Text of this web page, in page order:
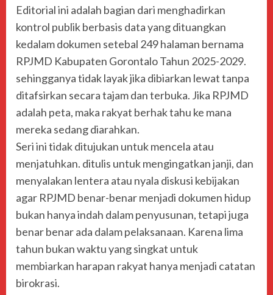
Editorial ini adalah bagian dari menghadirkan
kontrol publik berbasis data yang dituangkan
kedalam dokumen setebal 249 halaman bernama
RPJMD Kabupaten Gorontalo Tahun 2025-2029.
sehingganya tidak layak jika dibiarkan lewat tanpa
ditafsirkan secara tajam dan terbuka. Jika RPJMD
adalah peta, maka rakyat berhak tahu ke mana
mereka sedang diarahkan.
Seri ini tidak ditujukan untuk mencela atau
menjatuhkan. ditulis untuk mengingatkan janji, dan
menyalakan lentera atau nyala diskusi kebijakan
agar RPJMD benar-benar menjadi dokumen hidup
bukan hanya indah dalam penyusunan, tetapi juga
benar benar ada dalam pelaksanaan. Karena lima
tahun bukan waktu yang singkat untuk
membiarkan harapan rakyat hanya menjadi catatan
birokrasi.